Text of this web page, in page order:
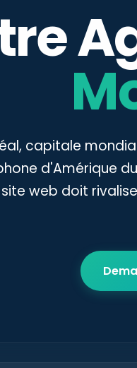
capitale
d'Amérique
web doit